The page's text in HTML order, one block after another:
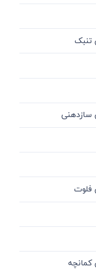
تنبک
سازدهنی
فلوت